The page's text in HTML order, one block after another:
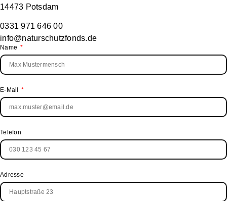
14473 Potsdam
0331 971 646 00
info@naturschutzfonds.de
Name
E-Mail
Telefon
Adresse